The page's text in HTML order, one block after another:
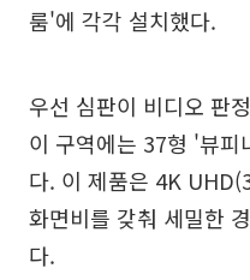
룸'에 각각 설치했다.
우선 심판이 비디오 판
이 구역에는 37형 '뷰피
다. 이 제품은 4K
화면비를 갖춰 세밀한
다.